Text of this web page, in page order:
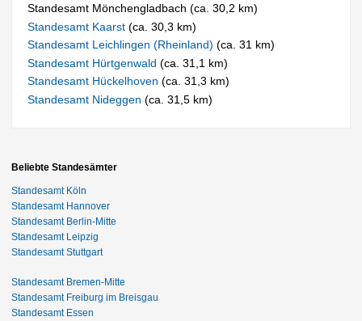
Standesamt Mönchengladbach (ca. 30,2 km)
Standesamt Kaarst(ca. 30,3 km)
Standesamt Leichlingen (Rheinland)(ca. 31 km)
Standesamt Hürtgenwald(ca. 31,1 km)
Standesamt Hückelhoven(ca. 31,3 km)
Standesamt Nideggen(ca. 31,5 km)
Beliebte Standesämter
Standesamt Köln
Standesamt Hannover
Standesamt Berlin-Mitte
Standesamt Leipzig
Standesamt Stuttgart
Standesamt Bremen-Mitte
Standesamt Freiburg im Breisgau
Standesamt Essen